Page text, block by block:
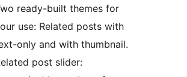
ready-built themes for
use: Related posts with
only and with thumbnail.
post slider: